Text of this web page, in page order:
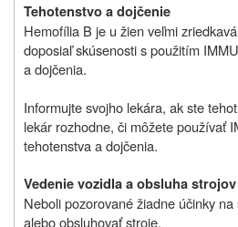
Tehotenstvo a dojčenie
Hemofília B je u žien veľmi
doposiaľ skúsenosti s použitím
a dojčenia.
Informujte svojho lekára, ak ste
lekár rozhodne, či môžete používať
tehotenstva a dojčenia.
Vedenie vozidla a obsluha strojov
Neboli pozorované žiadne účinky
alebo obsluhovať stroje.